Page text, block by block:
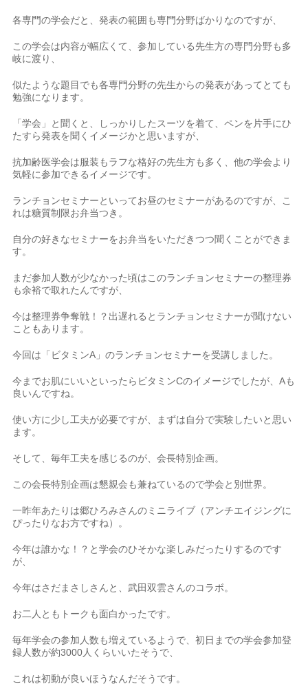
各専門の学会だと、発表の範囲も専門分野ばかりなのですが、
この学会は内容が幅広くて、参加している先生方の専門分野も多
岐に渡り、
似たような題目でも各専門分野の先生からの発表があってとても
勉強になります。
「学会」と聞くと、しっかりしたスーツを着て、ペンを片手にひ
たすら発表を聞くイメージかと思いますが、
抗加齢医学会は服装もラフな格好の先生方も多く、他の学会より
気軽に参加できるイメージです。
ランチョンセミナーといってお昼のセミナーがあるのですが、こ
れは糖質制限お弁当つき。
自分の好きなセミナーをお弁当をいただきつつ聞くことができま
す。
まだ参加人数が少なかった頃はこのランチョンセミナーの整理券
も余裕で取れたんですが、
今は整理券争奪戦！？出遅れるとランチョンセミナーが聞けない
こともあります。
今回は「ビタミンA」のランチョンセミナーを受講しました。
今までお肌にいいといったらビタミンCのイメージでしたが、Aも
良いんですね。
使い方に少し工夫が必要ですが、まずは自分で実験したいと思い
ます。
そして、毎年工夫を感じるのが、会長特別企画。
この会長特別企画は懇親会も兼ねているので学会と別世界。
一昨年あたりは郷ひろみさんのミニライブ（アンチエイジングに
ぴったりなお方ですね）。
今年は誰かな！？と学会のひそかな楽しみだったりするのです
が、
今年はさだまさしさんと、武田双雲さんのコラボ。
お二人ともトークも面白かったです。
毎年学会の参加人数も増えているようで、初日までの学会参加登
録人数が約3000人くらいいたそうで、
これは初動が良いほうなんだそうです。